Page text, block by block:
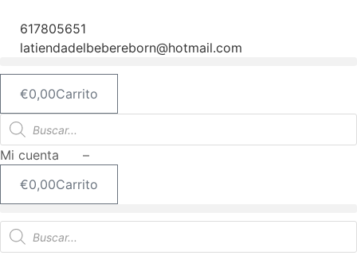
contenido
617805651
latiendadelbebereborn@hotmail.com
€0,00Carrito
Búsqueda
de
productos
Mi cuenta –
€0,00Carrito
Búsqueda
de
productos